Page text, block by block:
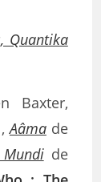
Quantika
Baxter,
Aâmade
de